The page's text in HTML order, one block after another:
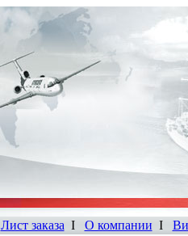
Лист заказа I О компании I